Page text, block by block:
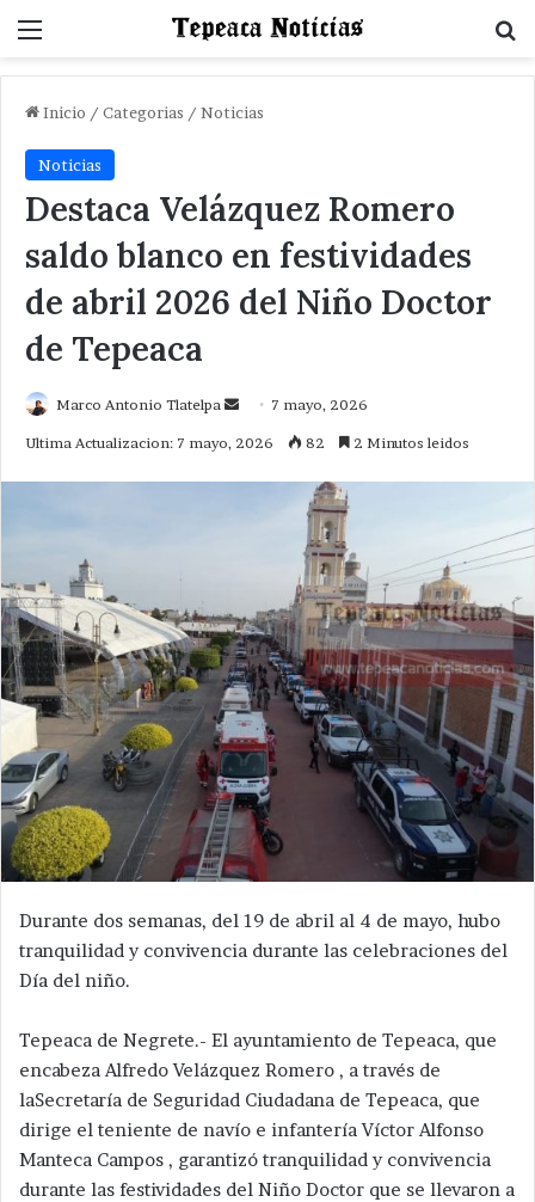
Menu
Inicio / Categorias / Noticias
Noticias
Destaca Velázquez Romero
saldo blanco en festividades
de abril 2026 del Niño Doctor
de Tepeaca
Marco Antonio Tlatelpa
Send 7 mayo, 2026
Ultima Actualizacion: 7 mayo, 2026 82 2 Minutos leidos
Durante dos semanas, del 19 de abril al 4 de mayo, hubo
tranquilidad y convivencia durante las celebraciones del
Día del niño.
Tepeaca de Negrete.- El ayuntamiento de Tepeaca, que
encabeza Alfredo Velázquez Romero , a través de
laSecretaría de Seguridad Ciudadana de Tepeaca, que
dirige el teniente de navío e infantería Víctor Alfonso
Manteca Campos , garantizó tranquilidad y convivencia
durante las festividades del Niño Doctor que se llevaron a